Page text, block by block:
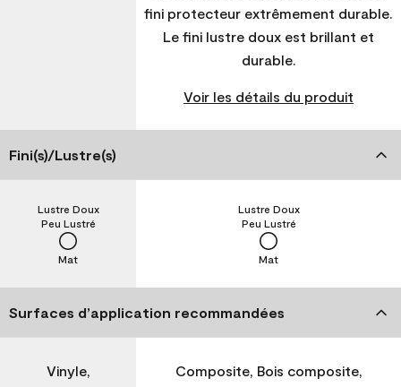
fini protecteur extrêmement durable.
Le fini lustre doux est brillant et
durable.
Voir les détails du produit
Fini(s)/Lustre(s)
Mat
Peu Lustré
Lustre Doux
Mat
Peu Lustré
Lustre Doux
Surfaces d’application recommandées
Vinyle,
Composite, Bois composite,